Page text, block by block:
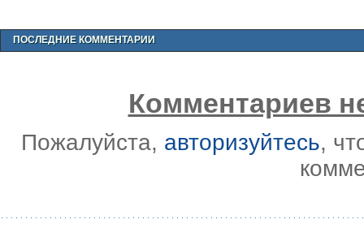
ПОСЛЕДНИЕ КОММЕНТАРИИ
Комментариев
Пожалуйста, авторизуйтесь,